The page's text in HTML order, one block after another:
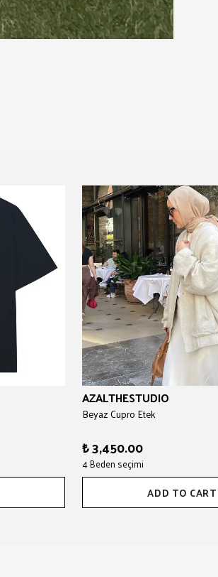
AZALTHESTUDIO
Beyaz Cupro Etek
₺ 3,450.00
4 Beden seçimi
ADD TO CART